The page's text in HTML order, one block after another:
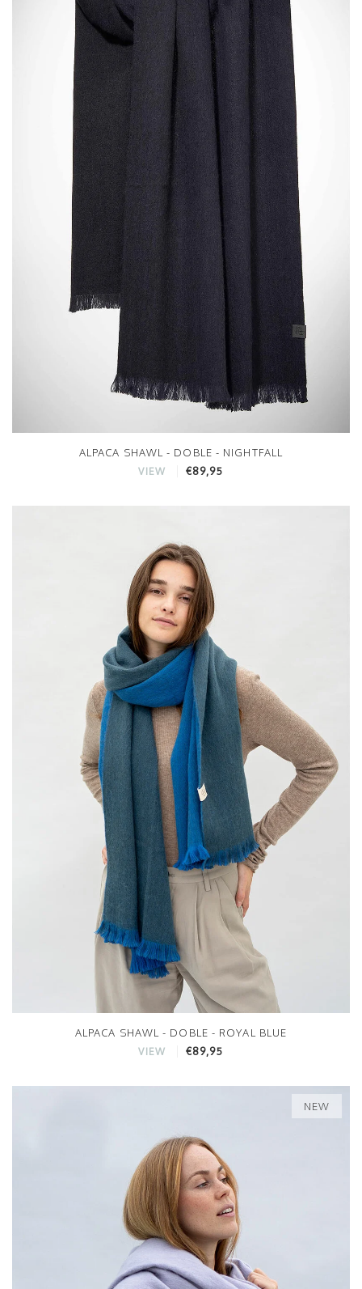
ALPACA SHAWL - DOBLE - NIGHTFALL
VIEW €89,95
ALPACA SHAWL - DOBLE - ROYAL BLUE
VIEW €89,95
NEW